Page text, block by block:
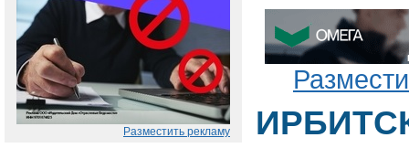
Разместить рекламу